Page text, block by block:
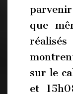
que
réalisés
sur le
et